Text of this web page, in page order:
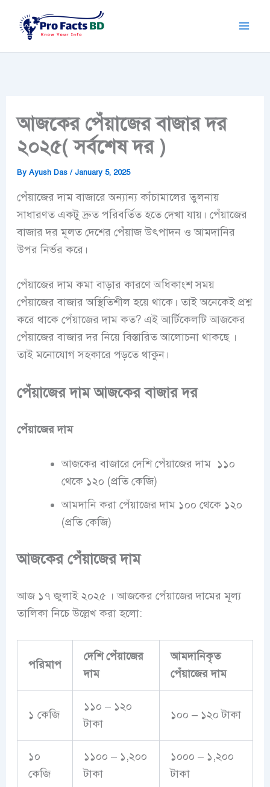
content
আজকের পেঁয়াজের বাজার দর
২০২৫( সর্বশেষ দর )
By Ayush Das /January 5, 2025
পেঁয়াজের দামবাজারে অন্যান্য কাঁচামালের তুলনায়
সাধারণত একটু দ্রুত পরিবর্তিত হতে দেখা যায়। পেঁয়াজের
বাজার দরমূলত দেশের পেঁয়াজ উৎপাদন ও আমদানির
উপর নির্ভর করে।
পেঁয়াজের দাম কমা বাড়ার কারণে অধিকাংশ সময়
পেঁয়াজের বাজার অস্থিতিশীল হয়ে থাকে। তাই অনেকেই প্রশ্ন
করে থাকে পেঁয়াজের দাম কত? এই আর্টিকেলটিআজকের
পেঁয়াজের বাজার দরনিয়ে বিস্তারিত আলোচনা থাকছে ।
তাই মনোযোগ সহকারে পড়তে থাকুন।
পেঁয়াজের দাম আজকের বাজার দর
পেঁয়াজের দাম
আজকের বাজারে দেশি পেঁয়াজের দাম ১১০
থেকে ১২০ (প্রতি কেজি)
আমদানি করা পেঁয়াজের দাম ১০০ থেকে ১২০
(প্রতি কেজি)
আজকের পেঁয়াজের দাম
আজ ১৭ জুলাই ২০২৫ । আজকের পেঁয়াজের দামের মূল্য
তালিকা নিচে উল্লেখ করা হলো:
পরিমাপ
দেশি পেঁয়াজের
দাম
আমদানিকৃত
পেঁয়াজের দাম
১ কেজি
১১০ – ১২০
টাকা
১০০ – ১২০ টাকা
১০
কেজি
১১০০ – ১,২০০
টাকা
১০০০ – ১,২০০
টাকা